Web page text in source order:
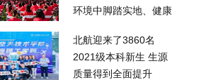
环境中脚踏实地、健康
北航迎来了3860名
2021级本科新生 生源
质量得到全面提升